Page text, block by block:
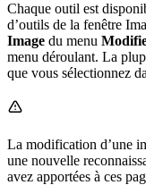
Chaque outil est
d’outils de la fenêtre
Image du menu
menu déroulant. La
que vous sélectionnez
La modification d’une
une nouvelle
avez apportées à ces